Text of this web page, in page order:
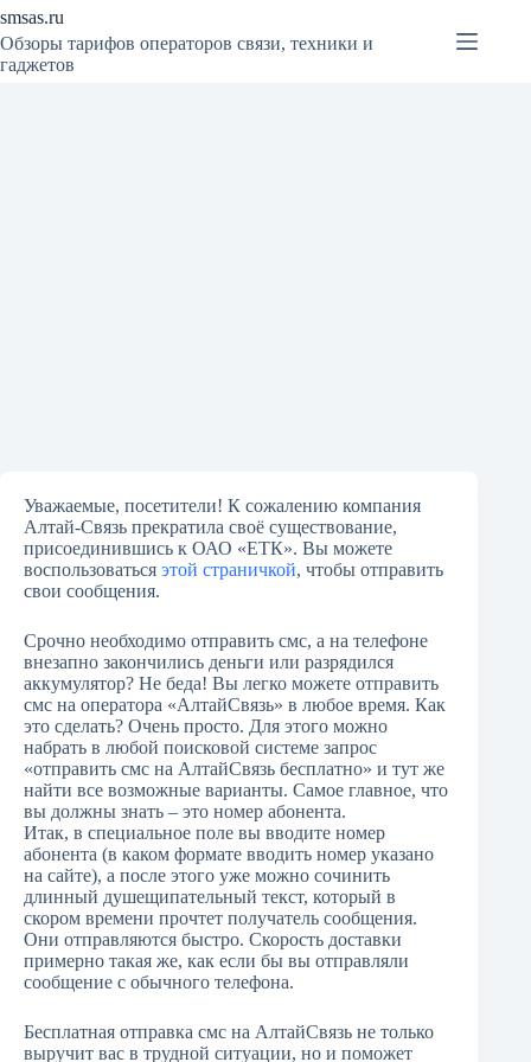
к
сути
smsas.ru
Обзоры тарифов операторов связи, техники и
гаджетов
Уважаемые, посетители! К сожалению компания
Алтай-Связь прекратила своё существование,
присоединившись к ОАО «ЕТК». Вы можете
воспользоваться этой страничкой, чтобы отправить
свои сообщения.
Срочно необходимо отправить смс, а на телефоне
внезапно закончились деньги или разрядился
аккумулятор? Не беда! Вы легко можете отправить
смс на оператора «АлтайСвязь» в любое время. Как
это сделать? Очень просто. Для этого можно
набрать в любой поисковой системе запрос
«отправить смс на АлтайСвязь бесплатно» и тут же
найти все возможные варианты. Самое главное, что
вы должны знать – это номер абонента.
Итак, в специальное поле вы вводите номер
абонента (в каком формате вводить номер указано
на сайте), а после этого уже можно сочинить
длинный душещипательный текст, который в
скором времени прочтет получатель сообщения.
Они отправляются быстро. Скорость доставки
примерно такая же, как если бы вы отправляли
сообщение с обычного телефона.
Бесплатная отправка смс на АлтайСвязь не только
выручит вас в трудной ситуации, но и поможет